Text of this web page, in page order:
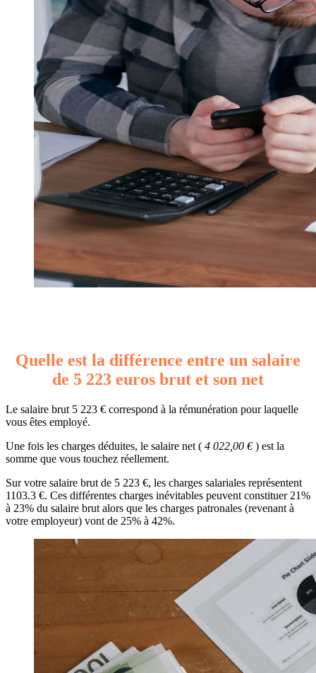
Quelle est la différence entre un salaire
de 5 223 euros brut et son net
Le salaire brut 5 223 € correspond à la rémunération pour laquelle
vous êtes employé.
Une fois les charges déduites, le salaire net ( 4 022,00 €) est la
somme que vous touchez réellement.
Sur votre salaire brut de 5 223 €, les charges salariales représentent
1103.3 €. Ces différentes charges inévitables peuvent constituer 21%
à 23% du salaire brut alors que les charges patronales (revenant à
votre employeur) vont de 25% à 42%.